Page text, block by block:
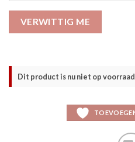
VERWITTIG ME
Dit product is nu niet op